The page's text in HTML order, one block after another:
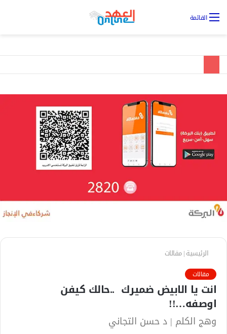
القائمة
الرئيسية|مقالات
مقالات
انت يا الابيض ضميرك ..حالك كيفن
اوصفه…!!
وهج الكلم | د حسن التجاني